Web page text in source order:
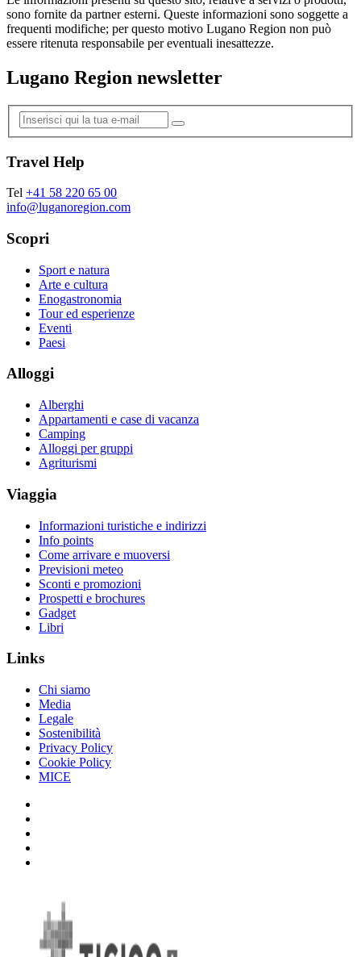
sono fornite da partner esterni. Queste informazioni sono soggette a
frequenti modifiche; per questo motivo Lugano Region non può
essere ritenuta responsabile per eventuali inesattezze.
Lugano Region newsletter
Travel Help
Tel +41 58 220 65 00
info@luganoregion.com
Scopri
Sport e natura
Arte e cultura
Enogastronomia
Tour ed esperienze
Eventi
Paesi
Alloggi
Alberghi
Appartamenti e case di vacanza
Camping
Alloggi per gruppi
Agriturismi
Viaggia
Informazioni turistiche e indirizzi
Info points
Come arrivare e muoversi
Previsioni meteo
Sconti e promozioni
Prospetti e brochures
Gadget
Libri
Links
Chi siamo
Media
Legale
Sostenibilità
Privacy Policy
Cookie Policy
MICE